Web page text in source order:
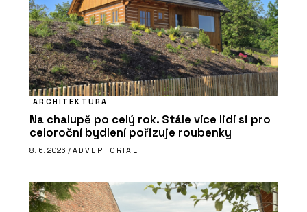
ARCHITEKTURA
Na chalupě po celý rok. Stále více lidí si pro
celoroční bydlení pořizuje roubenky
8. 6. 2026 / ADVERTORIAL